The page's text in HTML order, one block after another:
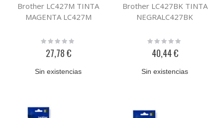
Brother LC427M TINTA
MAGENTA LC427M
Rating:
27,78 €
Sin existencias
Brother LC427BK TINTA
NEGRALC427BK
Rating:
40,44 €
Sin existencias